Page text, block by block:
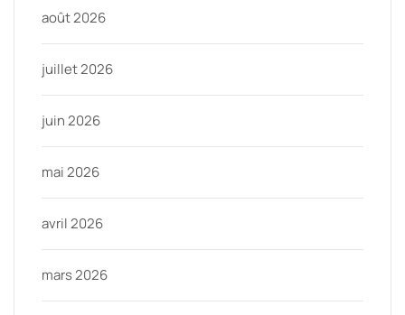
août 2026
juillet 2026
juin 2026
mai 2026
avril 2026
mars 2026